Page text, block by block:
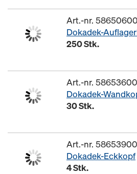
Art.-nr.
Dokadek-
250 Stk.
Art.-nr.
Dokadek-
30 Stk.
Art.-nr.
Dokadek-Eckkopf
4 Stk.